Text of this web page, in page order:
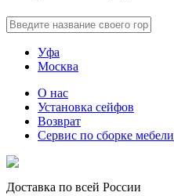
Уфа
Москва
О нас
Установка сейфов
Возврат
Сервис по сборке мебели
Доставка по всей России